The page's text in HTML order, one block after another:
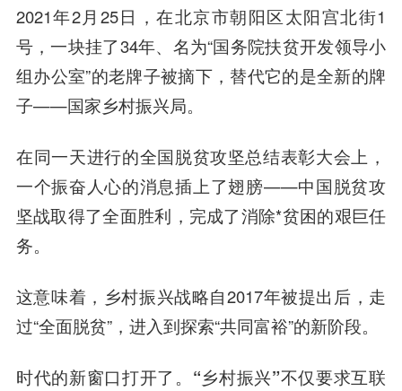
2021年2月25日，在北京市朝阳区太阳宫北街1
号，一块挂了34年、名为“国务院扶贫开发领导小
组办公室”的老牌子被摘下，替代它的是全新的牌
子——国家乡村振兴局。
在同一天进行的全国脱贫攻坚总结表彰大会上，
一个振奋人心的消息插上了翅膀——中国脱贫攻
坚战取得了全面胜利，完成了消除*贫困的艰巨任
务。
这意味着，乡村振兴战略自2017年被提出后，走
过“全面脱贫”，进入到探索“共同富裕”的新阶段。
时代的新窗口打开了。“乡村振兴”不仅要求互联